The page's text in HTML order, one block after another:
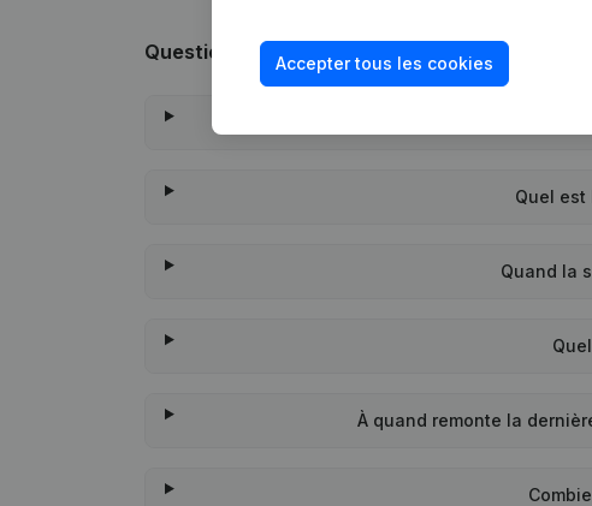
Questions fréquemment posées
Quel est
Quand la
À quand remonte la
Accepter tous les cookies